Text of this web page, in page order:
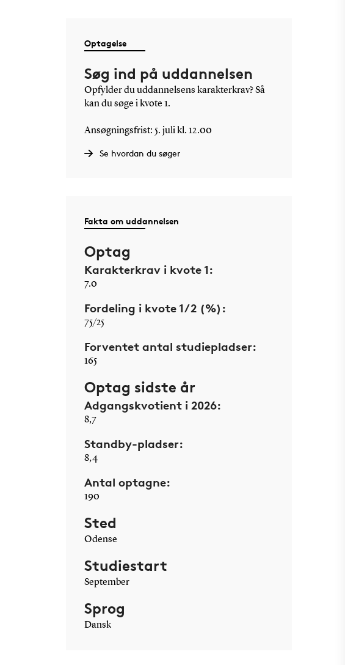
Optagelse
Søg ind på uddannelsen
Opfylder du uddannelsens karakterkrav? Så
kan du søge i kvote 1.
Ansøgningsfrist: 5. juli kl. 12.00
Se hvordan du søger
Fakta om uddannelsen
Optag
Karakterkrav i kvote 1:
7.0
Fordeling i kvote 1/2 (%):
75/25
Forventet antal studiepladser:
165
Optag sidste år
Adgangskvotient i 2026:
8,7
Standby-pladser:
8,4
Antal optagne:
190
Sted
Odense
Studiestart
September
Sprog
Dansk